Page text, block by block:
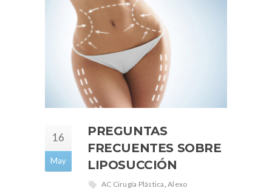
16
May
PREGUNTAS
FRECUENTES SOBRE
LIPOSUCCIÓN
AC Cirugía Plástica,Alexo